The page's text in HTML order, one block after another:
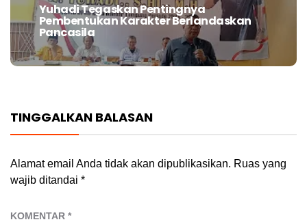
Next
post:
Yuhadi Tegaskan Pentingnya
Pembentukan Karakter Berlandaskan
Pancasila
TINGGALKAN BALASAN
Alamat email Anda tidak akan dipublikasikan. Ruas yang
wajib ditandai *
KOMENTAR *